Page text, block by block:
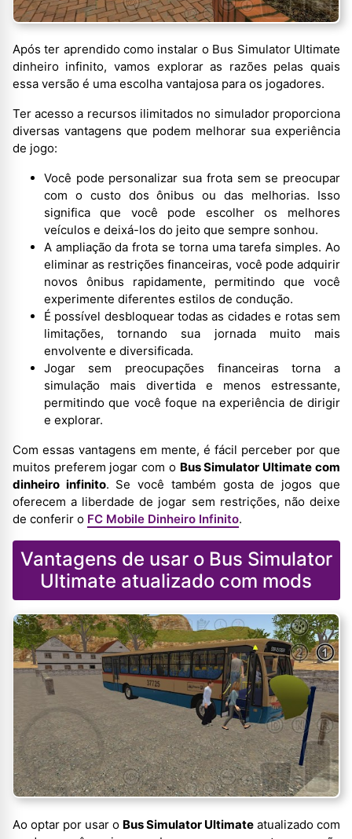
Após ter aprendido como instalar o Bus Simulator Ultimate
dinheiro infinito, vamos explorar as razões pelas quais
essa versão é uma escolha vantajosa para os jogadores.
Ter acesso a recursos ilimitados no simulador proporciona
diversas vantagens que podem melhorar sua experiência
de jogo:
Você pode personalizar sua frota sem se preocupar
com o custo dos ônibus ou das melhorias. Isso
significa que você pode escolher os melhores
veículos e deixá-los do jeito que sempre sonhou.
A ampliação da frota se torna uma tarefa simples. Ao
eliminar as restrições financeiras, você pode adquirir
novos ônibus rapidamente, permitindo que você
experimente diferentes estilos de condução.
É possível desbloquear todas as cidades e rotas sem
limitações, tornando sua jornada muito mais
envolvente e diversificada.
Jogar sem preocupações financeiras torna a
simulação mais divertida e menos estressante,
permitindo que você foque na experiência de dirigir
e explorar.
Com essas vantagens em mente, é fácil perceber por que
muitos preferem jogar com o Bus Simulator Ultimate com
dinheiro infinito. Se você também gosta de jogos que
oferecem a liberdade de jogar sem restrições, não deixe
de conferir o FC Mobile Dinheiro Infinito.
Vantagens de usar o Bus Simulator
Ultimate atualizado com mods
Ao optar por usar o Bus Simulator Ultimateatualizado com